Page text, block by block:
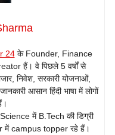
24के Founder, Finance
हैं। वे पिछले 5 वर्षों से
निवेश, सरकारी योजनाओं,
आसान हिंदी भाषा में लोगों
में B.Tech की डिग्री
में campus topper रहे हैं।